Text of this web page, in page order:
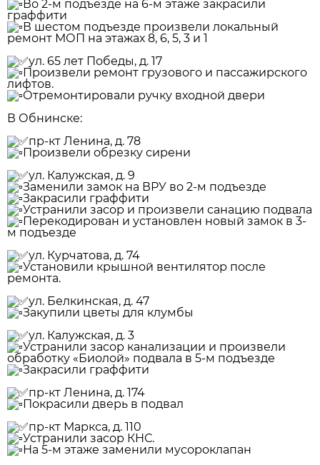
Во 2-м подъезде на 6-м этаже закрасили
граффити
В шестом подъезде произвели локальный
ремонт МОП на этажах 8, 6, 5, 3 и 1
️ул. 65 лет Победы, д. 17
Произвели ремонт грузового и пассажирского
лифтов.
Отремонтировали ручку входной двери
В Обнинске:
️пр-кт Ленина, д. 78
Произвели обрезку сирени
️ул. Калужская, д. 9
Заменили замок на ВРУ во 2-м подъезде
Закрасили граффити
Устранили засор и произвели санацию подвала
Перекодирован и установлен новый замок в 3-
м подъезде
️ул. Курчатова, д. 74
Установили крышной вентилятор после
ремонта.
️ул. Белкинская, д. 47
Закупили цветы для клумбы
️ул. Калужская, д. 3
Устранили засор канализации и произвели
обработку «Биолой» подвала в 5-м подъезде
Закрасили граффити
️пр-кт Ленина, д. 174
Покрасили дверь в подвал
️пр-кт Маркса, д. 110
Устранили засор КНС.
На 5-м этаже заменили мусороклапан